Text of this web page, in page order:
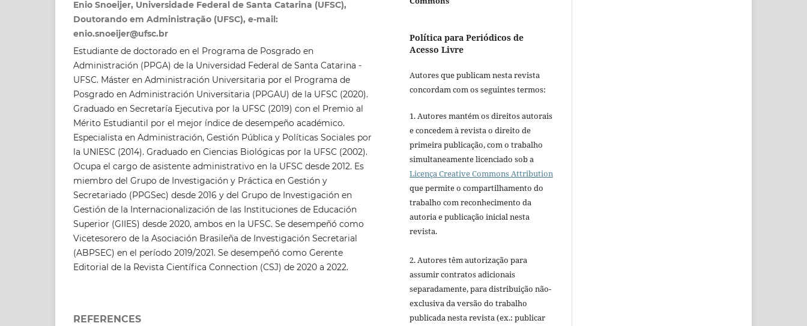
Enio Snoeijer, Universidade Federal de Santa Catarina (UFSC),
Doutorando em Administração (UFSC), e-mail:
enio.snoeijer@ufsc.br
Estudiante de doctorado en el Programa de Posgrado en
Administración (PPGA) de la Universidad Federal de Santa Catarina -
UFSC. Máster en Administración Universitaria por el Programa de
Posgrado en Administración Universitaria (PPGAU) de la UFSC (2020).
Graduado en Secretaría Ejecutiva por la UFSC (2019) con el Premio al
Mérito Estudiantil por el mejor índice de desempeño académico.
Especialista en Administración, Gestión Pública y Políticas Sociales por
la UNIESC (2014). Graduado en Ciencias Biológicas por la UFSC (2002).
Ocupa el cargo de asistente administrativo en la UFSC desde 2012. Es
miembro del Grupo de Investigación y Práctica en Gestión y
Secretariado (PPGSec) desde 2016 y del Grupo de Investigación en
Gestión de la Internacionalización de las Instituciones de Educación
Superior (GIIES) desde 2020, ambos en la UFSC. Se desempeñó como
Vicetesorero de la Asociación Brasileña de Investigación Secretarial
(ABPSEC) en el período 2019/2021. Se desempeñó como Gerente
Editorial de la Revista Científica Connection (CSJ) de 2020 a 2022.
REFERENCES
Política para Periódicos de
Acesso Livre
Autores que publicam nesta revista
concordam com os seguintes termos:
1. Autores mantém os direitos autorais
e concedem à revista o direito de
primeira publicação, com o trabalho
simultaneamente licenciado sob a
Licença Creative Commons Attribution
que permite o compartilhamento do
trabalho com reconhecimento da
autoria e publicação inicial nesta
revista.
2. Autores têm autorização para
assumir contratos adicionais
separadamente, para distribuição não-
exclusiva da versão do trabalho
publicada nesta revista (ex.: publicar